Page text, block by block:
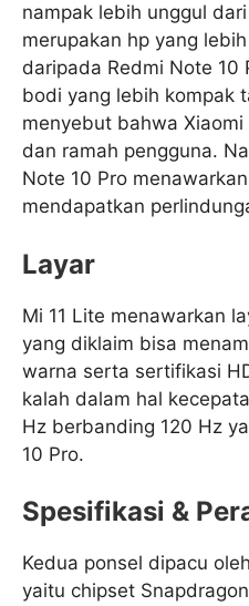
nampak lebih unggul
merupakan hp yang
daripada Redmi Note 10
bodi yang lebih kompak
menyebut bahwa
dan ramah pengguna.
Note 10 Pro
mendapatkan
Layar
Mi 11 Lite menawarkan
yang diklaim bisa
warna serta sertifikasi
kalah dalam hal
Hz berbanding 120 Hz
10 Pro.
Spesifikasi &
Kedua ponsel dipacu
yaitu chipset